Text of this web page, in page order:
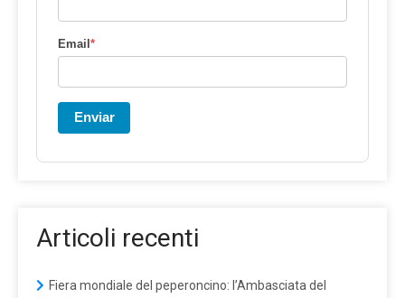
Email*
Enviar
Articoli recenti
Fiera mondiale del peperoncino: l’Ambasciata del